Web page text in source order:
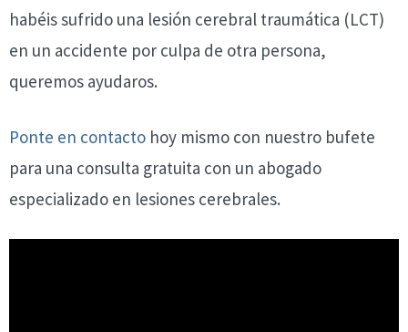
habéis sufrido una lesión cerebral traumática (LCT)
en un accidente por culpa de otra persona,
queremos ayudaros.
Ponte en contacto hoy mismo con nuestro bufete
para una consulta gratuita con un abogado
especializado en lesiones cerebrales.